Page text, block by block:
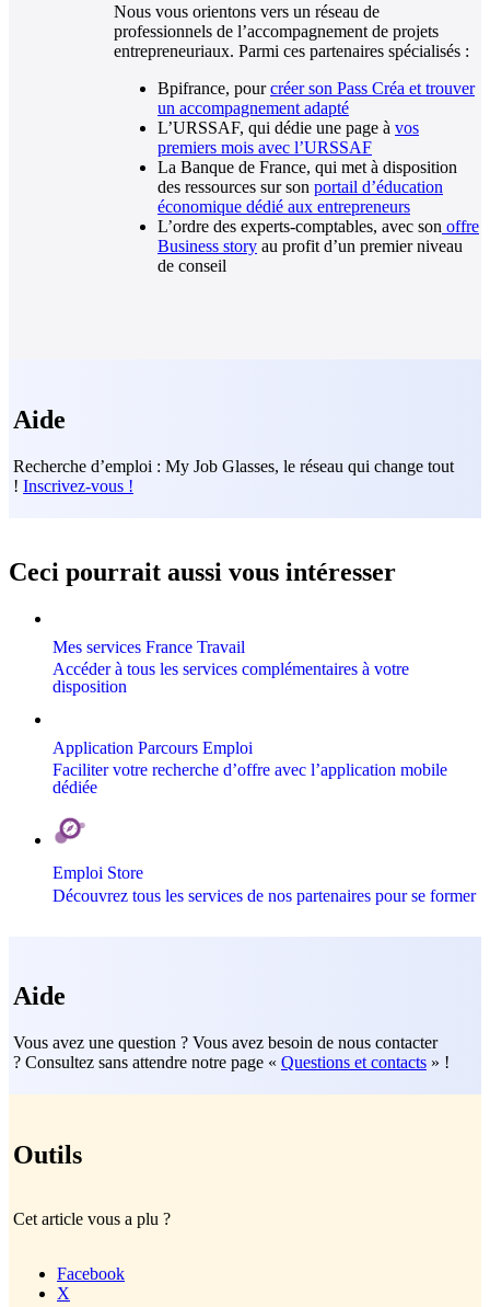
Nous vous orientons vers un réseau de
professionnels de l’accompagnement de projets
entrepreneuriaux. Parmi ces partenaires spécialisés :
Bpifrance, pourcréer son Pass Créa et trouver
un accompagnement adapté
L’URSSAF, qui dédie une page à vos
premiers mois avec l’URSSAF
La Banque de France, qui met à disposition
des ressources sur son portail d’éducation
économique dédié aux entrepreneurs
L’ordre des experts-comptables, avec son offre
Business story au profit d’un premier niveau
de conseil
Aide
Recherche d’emploi : My Job Glasses, le réseau qui change tout
! Inscrivez-vous !
Ceci pourrait aussi vous intéresser
Mes services France Travail
Accéder à tous les services complémentaires à votre
disposition
Application Parcours Emploi
Faciliter votre recherche d’offre avec l’application mobile
dédiée
Emploi Store
​Découvrez tous les services de nos partenaires pour se former
Aide
Vous avez une question ? Vous avez besoin de nous contacter
? Consultez sans attendre notre page « Questions et contacts » !
Outils
Cet article vous a plu ?
Facebook
X